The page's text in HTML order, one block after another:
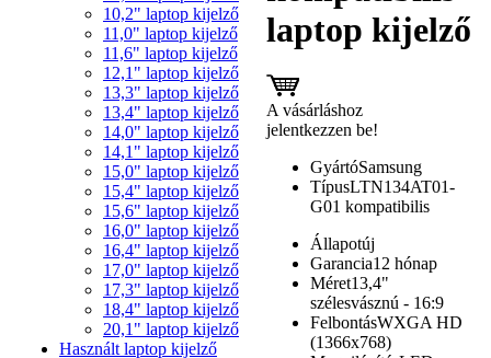
10,2" laptop kijelző
11,0" laptop kijelző
11,6" laptop kijelző
12,1" laptop kijelző
13,3" laptop kijelző
13,4" laptop kijelző
14,0" laptop kijelző
14,1" laptop kijelző
15,0" laptop kijelző
15,4" laptop kijelző
15,6" laptop kijelző
16,0" laptop kijelző
16,4" laptop kijelző
17,0" laptop kijelző
17,3" laptop kijelző
18,4" laptop kijelző
20,1" laptop kijelző
Használt laptop kijelző
laptop kijelző
A vásárláshoz
jelentkezzen be!
GyártóSamsung
TípusLTN134AT01-
G01 kompatibilis
Állapotúj
Garancia12 hónap
Méret13,4"
szélesvásznú - 16:9
FelbontásWXGA HD
(1366x768)